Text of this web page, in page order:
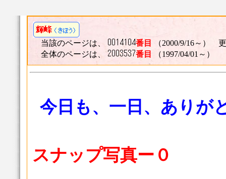
当該のページは、 番目
（2000/9/16～）
全体のページは、
番目 （1997/04/01～）
今日も、一日、ありが
スナップ写真ー０